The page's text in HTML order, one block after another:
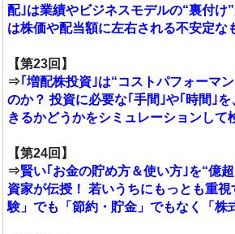
配｣は業績やビジネスモデルの“裏付け
は株価や配当額に左右される不安定な
【第23回】
⇒｢増配株投資｣は“コストパフォーマ
のか？ 投資に必要な｢手間｣や｢時間｣
きるかどうかをシミュレーションして
【第24回】
⇒賢い｢お金の貯め方＆使い方｣を“億
資家が伝授！ 若いうちにもっとも重
験」でも「節約・貯金」でもなく「株